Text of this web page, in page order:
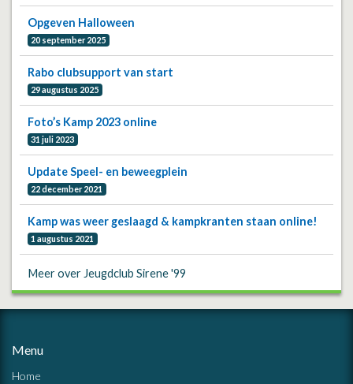
Opgeven Halloween
20 september 2025
Rabo clubsupport van start
29 augustus 2025
Foto’s Kamp 2023 online
31 juli 2023
Update Speel- en beweegplein
22 december 2021
Kamp was weer geslaagd & kampkranten staan online!
1 augustus 2021
Meer over Jeugdclub Sirene '99
Menu
Home